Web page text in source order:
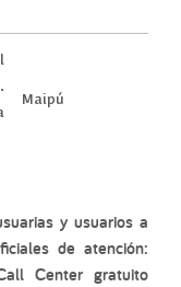
Maipú
y usuarios a
de atención:
Center gratuito